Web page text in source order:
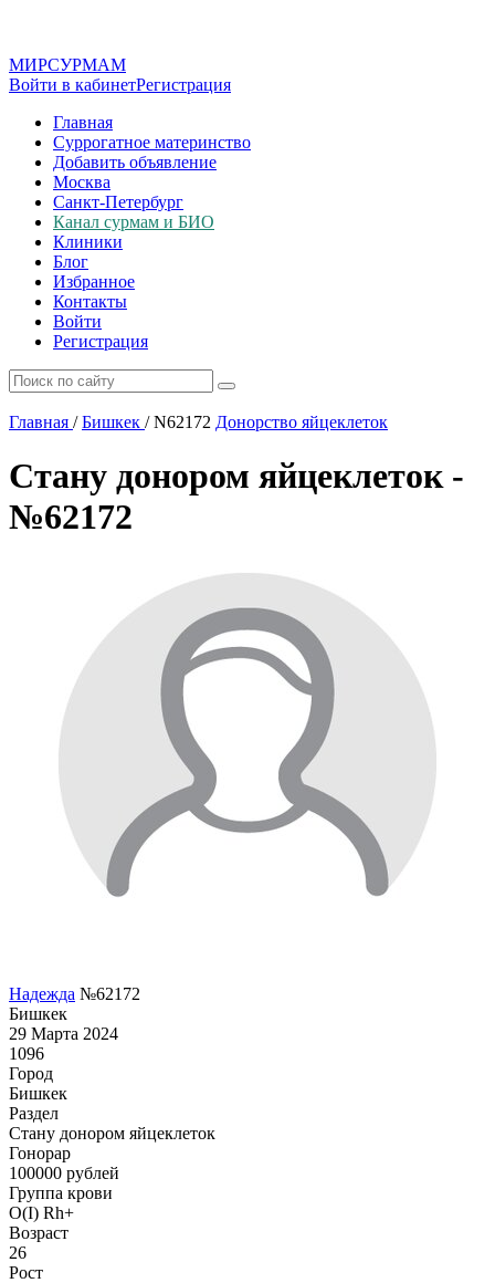
МИРСУРМАМ
Войти в кабинетРегистрация
Главная
Суррогатное материнство
Добавить объявление
Москва
Санкт-Петербург
Канал сурмам и БИО
Клиники
Блог
Избранное
Контакты
Войти
Регистрация
Главная / Бишкек /N62172 Донорство яйцеклеток
Стану донором яйцеклеток -
№62172
Надежда №62172
Бишкек
29 Марта 2024
1096
Город
Бишкек
Раздел
Стану донором яйцеклеток
Гонoрар
100000 рублей
Группа крови
O(I) Rh+
Возраст
26
Рост